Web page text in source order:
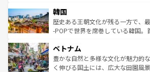
ワイを、存分に味わってほしい。 なお、新着のハワイ情報
はコンテンツ一覧を参照してほし
いる。アクティビティも充実して
ビング、ハイキングなど、アウト
い。オーストラリアの多彩な魅力
参照してほしい。
ン）、静ひつな山岳地帯である台
と山間の静けさが共存しており、
驚きをもたらしてくれる。また、
容にもいいと評判のスイーツなど
が味わえる。 なお、新着の台湾情
照してほしい。
韓国
歴史ある王朝文化が残る一方で、
-POPで世界を席巻している韓国。
き、地方に足を延ばせば四季折々
できる。そして、キムチや焼肉、
まで、さまざまな韓国料理が待っ
ベトナム
豊かな自然と多様な文化が魅力的
く伸びる国土には、広大な田園風